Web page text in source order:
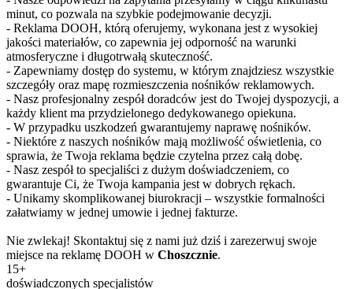
minut, co pozwala na szybkie podejmowanie decyzji.
- Reklama DOOH, którą oferujemy, wykonana jest z wysokiej
jakości materiałów, co zapewnia jej odporność na warunki
atmosferyczne i długotrwałą skuteczność.
- Zapewniamy dostęp do systemu, w którym znajdziesz wszystkie
szczegóły oraz mapę rozmieszczenia nośników reklamowych.
- Nasz profesjonalny zespół doradców jest do Twojej dyspozycji, a
każdy klient ma przydzielonego dedykowanego opiekuna.
- W przypadku uszkodzeń gwarantujemy naprawę nośników.
- Niektóre z naszych nośników mają możliwość oświetlenia, co
sprawia, że Twoja reklama będzie czytelna przez całą dobę.
- Nasz zespół to specjaliści z dużym doświadczeniem, co
gwarantuje Ci, że Twoja kampania jest w dobrych rękach.
- Unikamy skomplikowanej biurokracji – wszystkie formalności
załatwiamy w jednej umowie i jednej fakturze.
Nie zwlekaj! Skontaktuj się z nami już dziś i zarezerwuj swoje
miejsce na reklamę DOOH w Choszcznie.
15+
doświadczonych specjalistów